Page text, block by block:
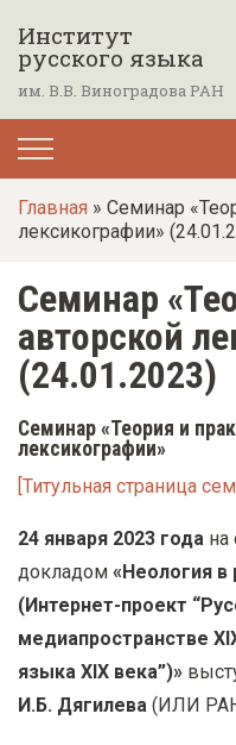
е
т
Институт
русского языка
им. В.В. Виноградова РАН
Главная » Семинар
лексикографии»
Семинар
авторской
(24.01.2023)
Семинар «Теория и
лексикографии»
[Титульная страница
24 января 2023 года на
докладом «Неология в
(Интернет-проект
медиапространстве
языка XIX века”)»
И.Б. Дягилева (ИЛИ